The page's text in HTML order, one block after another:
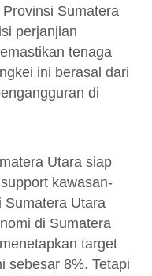
Sumatera
perjanjian
tenaga
ini berasal dari
di
Utara siap
kawasan-
Sumatera Utara
di Sumatera
target
sebesar 8%. Tetapi